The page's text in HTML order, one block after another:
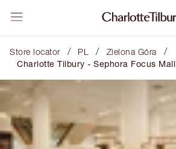
Store locator / PL / Zielona Góra /
Charlotte Tilbury - Sephora Focus Mall